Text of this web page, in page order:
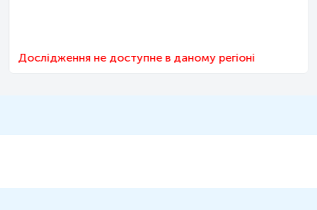
Дослідження не доступне в даному регіоні